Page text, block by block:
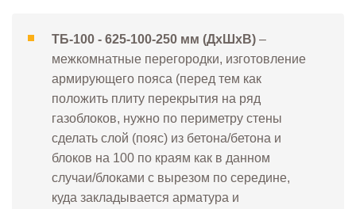
ТБ-100 - 625-100-250 мм (ДхШхВ) –
межкомнатные перегородки, изготовление
армирующего пояса (перед тем как
положить плиту перекрытия на ряд
газоблоков, нужно по периметру стены
сделать слой (пояс) из бетона/бетона и
блоков на 100 по краям как в данном
случаи/блоками с вырезом по середине,
куда закладывается арматура и